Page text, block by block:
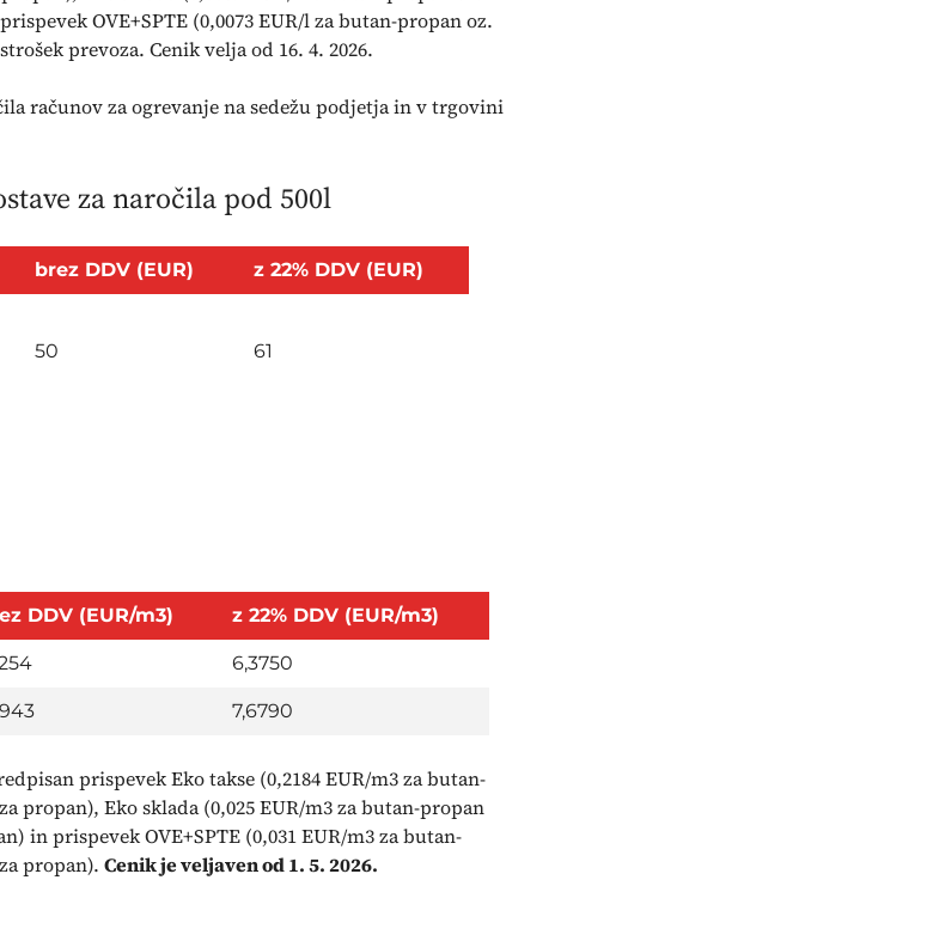
OVE+SPTE (0,0073 EUR/l za butan-propan oz.
prevoza. Cenik velja od 16. 4. 2026.
računov za ogrevanje na sedežu podjetja in v trgovini
za naročila pod 500l
brez DDV (EUR) z 22% DDV (EUR)
50 61
DDV (EUR/m3) z 22% DDV (EUR/m3)
6,3750
7,6790
prispevek Eko takse (0,2184 EUR/m3 za butan-
propan), Eko sklada (0,025 EUR/m3 za butan-propan
in prispevek OVE+SPTE (0,031 EUR/m3 za butan-
propan). Cenik je veljaven od 1. 5. 2026.